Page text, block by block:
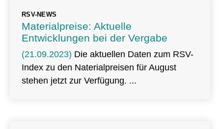
RSV-NEWS
Materialpreise: Aktuelle
Entwicklungen bei der Vergabe
(21.09.2023) Die aktuellen Daten zum RSV-
Index zu den Naterialpreisen für August
stehen jetzt zur Verfügung.